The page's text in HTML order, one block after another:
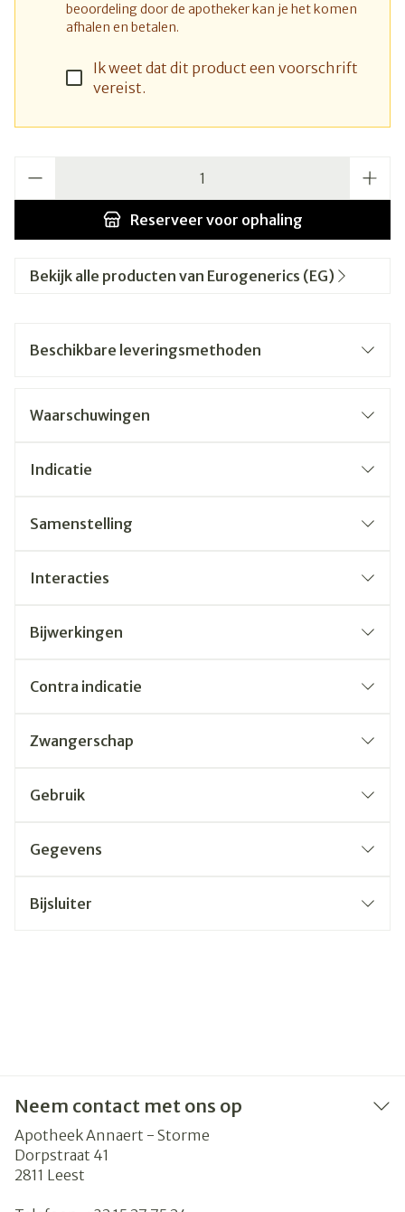
beoordeling door de apotheker kan je het komen
afhalen en betalen.
Ik weet dat dit product een voorschrift
vereist.
Reserveer voor ophaling
Bekijk alle producten van Eurogenerics (EG)
Beschikbare leveringsmethoden
Waarschuwingen
Indicatie
Samenstelling
Interacties
Bijwerkingen
Contra indicatie
Zwangerschap
Gebruik
Gegevens
Bijsluiter
Neem contact met ons op
Apotheek Annaert - Storme
Dorpstraat 41
2811 Leest